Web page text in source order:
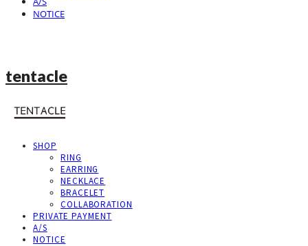
NOTICE
tentacle
SHOP
RING
EARRING
NECKLACE
BRACELET
COLLABORATION
PRIVATE PAYMENT
A/S
NOTICE